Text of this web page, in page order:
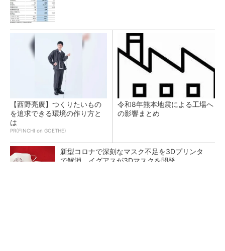
【西野亮廣】つくりたいもの
を追求できる環境の作り方と
は
PR(FINCHI on GOETHE)
令和8年熊本地震による工場へ
の影響まとめ
新型コロナで深刻なマスク不足を3Dプリンタ
で解消、イグアスが3Dマスクを開発